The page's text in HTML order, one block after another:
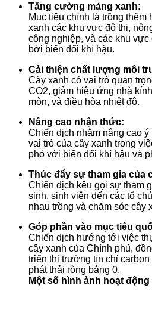
Tăng cường mảng xanh:
Mục tiêu chính là trồng thêm
xanh các khu vực đô thị,
công nghiệp, và các khu
bởi biến đổi khí hậu.
Cải thiện chất lượng môi
Cây xanh có vai trò quan
CO2, giảm hiệu ứng nhà
mòn, và điều hòa nhiệt độ.
Nâng cao nhận thức:
Chiến dịch nhằm nâng cao
vai trò của cây xanh trong
phó với biến đổi khí hậu và
Thúc đẩy sự tham gia của
Chiến dịch kêu gọi sự tham
sinh, sinh viên đến các tổ
nhau trồng và chăm sóc cây
Góp phần vào mục tiêu
Chiến dịch hướng tới việc
cây xanh của Chính phủ,
triển thị trường tín chỉ
phát thải ròng bằng 0.
Một số hình ảnh hoạt